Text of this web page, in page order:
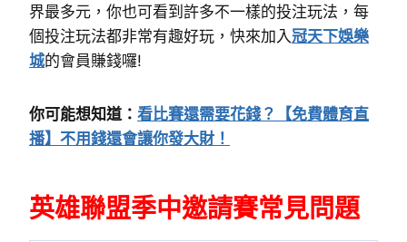
界最多元，你也可看到許多不一樣的投注玩法，每
個投注玩法都非常有趣好玩，快來加入 冠天下娛樂
城的會員賺錢囉!
你可能想知道： 看比賽還需要花錢？【免費體育直
播】不用錢還會讓你發大財！
英雄聯盟季中邀請賽常見問題